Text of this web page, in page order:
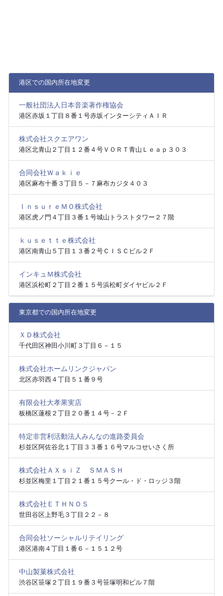
港区での国内所在地変更
一般社団法人日本音楽著作権協会
港区赤坂１丁目８番１号赤坂インターシティＡＩＲ
株式会社スクエアワン
港区北青山２丁目１２番４号ＶＯＲＴ青山Ｌｅａｐ３０３
合同会社Ｗａｋｉｅ
港区麻布十番３丁目５－７麻布カジタ４０３
ＩｎｓｕｒｅＭＯ株式会社
港区虎ノ門４丁目３番１号城山トラストタワー２７階
ｋｕｓｅｔｔｅ株式会社
港区南青山５丁目１３番２号ＣＩＳＣビル２Ｆ
インキュＭ株式会社
港区浜松町２丁目２番１５号浜松町ダイヤビル２Ｆ
東京都での国内所在地変更
ＸＤ株式会社
千代田区神田小川町３丁目６－１５
株式会社ホームリンクジャパン
北区赤羽西４丁目５１番９号
有限会社大孝果実店
板橋区蓮根２丁目２０番１４号－２Ｆ
特定非営利活動法人みんなの進路委員会
杉並区阿佐谷北１丁目３３番１６号マルコせいさく所
株式会社ＡＸｓｉＺ ＳＭＡＳＨ
杉並区梅里１丁目２１番１５号クール・ド・ロッジ３階
株式会社ＥＴＨＮＯＳ
世田谷区上野毛３丁目２２－８
合同会社ソーシャルリテイリング
港区港南４丁目１番６－１５１２号
中山製菓株式会社
渋谷区笹塚２丁目１９番３号笹塚明和ビル７階